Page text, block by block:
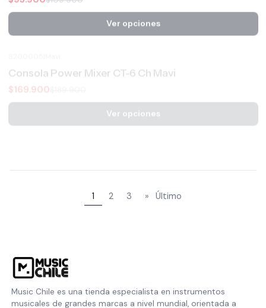
-11%OFF
8200005| Mavi
Consola Power Mixer CT-6 Ch Mavi
$169.900$189.900
-14%OFF
1918013 |Cherub
Clip / Micrófono Cherub Para Violin Wcp-60V
1 2 3 » Último
Music Chile es una tienda especialista en instrumentos
musicales de grandes marcas a nivel mundial, orientada a